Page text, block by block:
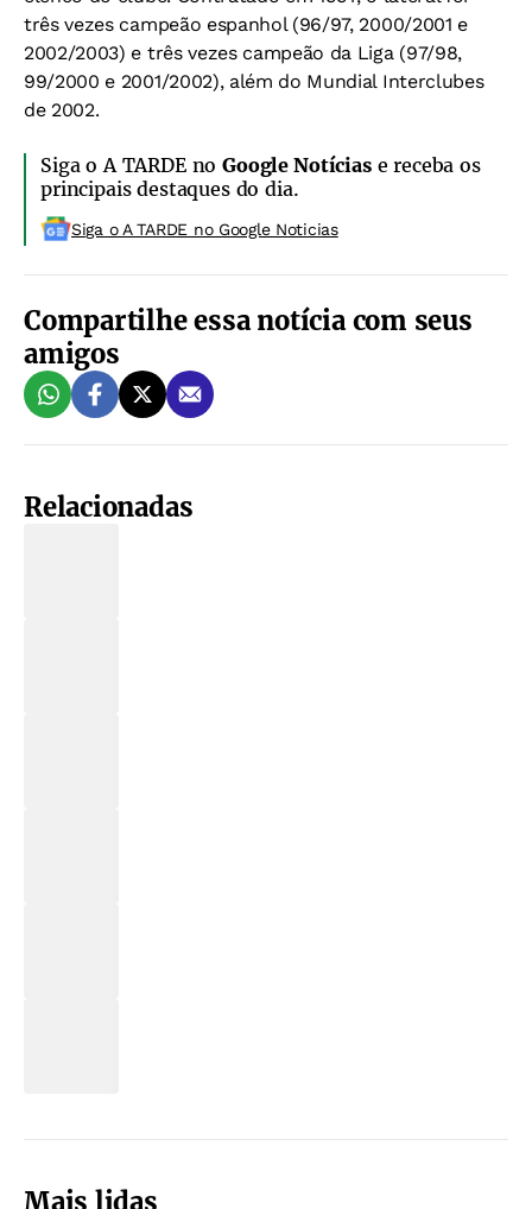
três vezes campeão espanhol (96/97, 2000/2001 e
2002/2003) e três vezes campeão da Liga (97/98,
99/2000 e 2001/2002), além do Mundial Interclubes
de 2002.
Siga o A TARDE noGoogle Notíciase receba os
principais destaques do dia.
Siga o A TARDE no Google Noticias
Compartilhe essa notícia com seus
amigos
Relacionadas
Mais lidas